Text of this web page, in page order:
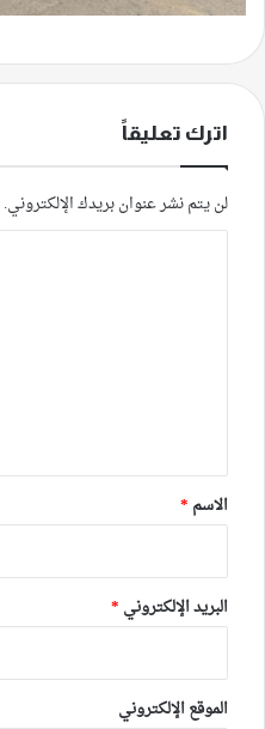
اترك تعليقاً
لن يتم نشر عنوان بريدك الإلكتروني.
*
الاسم *
البريد الإلكتروني *
الموقع الإلكتروني